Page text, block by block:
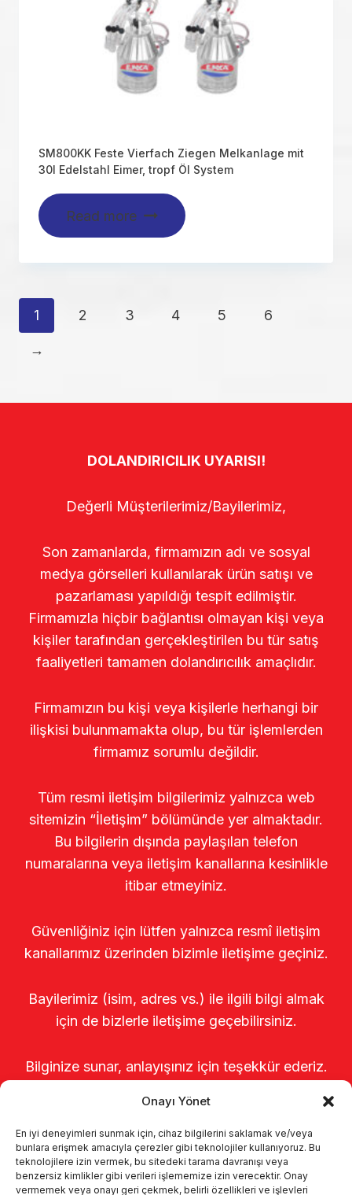
Onayı Yönet
En iyi deneyimleri sunmak için, cihaz bilgilerini saklamak ve/veya
bunlara erişmek amacıyla çerezler gibi teknolojiler kullanıyoruz. Bu
teknolojilere izin vermek, bu sitedeki tarama davranışı veya
benzersiz kimlikler gibi verileri işlememize izin verecektir. Onay
vermemek veya onayı geri çekmek, belirli özellikleri ve işlevleri
SM800KK Feste Vierfach Ziegen Melkanlage mit
30l Edelstahl Eimer, tropf Öl System
Read more
1 2 3 4 5 6
→
DOLANDIRICILIK UYARISI!
Değerli Müşterilerimiz/Bayilerimiz,
Son zamanlarda, firmamızın adı ve sosyal
medya görselleri kullanılarak ürün satışı ve
pazarlaması yapıldığı tespit edilmiştir.
Firmamızla hiçbir bağlantısı olmayan kişi veya
kişiler tarafından gerçekleştirilen bu tür satış
faaliyetleri tamamen dolandırıcılık amaçlıdır.
Firmamızın bu kişi veya kişilerle herhangi bir
ilişkisi bulunmamakta olup, bu tür işlemlerden
firmamız sorumlu değildir.
Tüm resmi iletişim bilgilerimiz yalnızca web
sitemizin “İletişim” bölümünde yer almaktadır.
Bu bilgilerin dışında paylaşılan telefon
numaralarına veya iletişim kanallarına kesinlikle
itibar etmeyiniz.
Güvenliğiniz için lütfen yalnızca resmî iletişim
kanallarımız üzerinden bizimle iletişime geçiniz.
Bayilerimiz (isim, adres vs.) ile ilgili bilgi almak
için de bizlerle iletişime geçebilirsiniz.
Bilginize sunar, anlayışınız için teşekkür ederiz.